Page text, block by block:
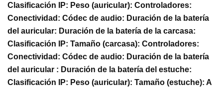
Clasificación IP: Peso (auricular): Controladores:
Conectividad: Códec de audio: Duración de la batería
del auricular: Duración de la batería de la carcasa:
Clasificación IP: Tamaño (carcasa): Controladores:
Conectividad: Códec de audio: Duración de la batería
del auricular : Duración de la batería del estuche:
Clasificación IP: Peso (auricular): Tamaño (estuche): A